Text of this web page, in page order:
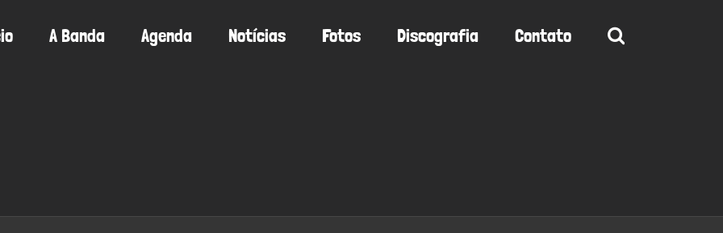
A Banda Agenda Notícias Fotos Discografia Contato